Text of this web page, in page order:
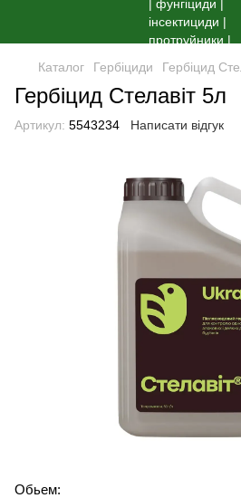
Каталог Гербіциди Гербіцид
Гербіцид Стелавіт 5л
Артикул: 5543234 Написати відгук
Обьем: